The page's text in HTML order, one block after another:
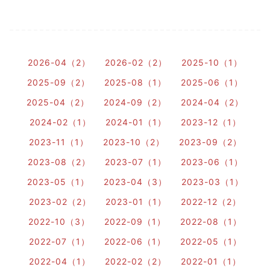
2026-04（2） 2026-02（2）
2025-10（1）
2025-09（2）
2025-08（1）
2025-06（1）
2025-04（2）
2024-09（2）
2024-04（2）
2024-02（1）
2024-01（1）
2023-12（1）
2023-11（1）
2023-10（2）
2023-09（2）
2023-08（2）
2023-07（1）
2023-06（1）
2023-05（1）
2023-04（3）
2023-03（1）
2023-02（2）
2023-01（1）
2022-12（2）
2022-10（3）
2022-09（1）
2022-08（1）
2022-07（1）
2022-06（1）
2022-05（1）
2022-04（1）
2022-02（2） 2022-01（1）